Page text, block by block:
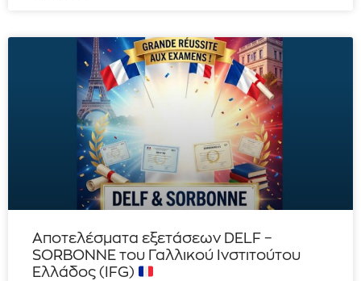
Αποτελέσματα εξετάσεων DELF –
SORBONNE του Γαλλικού Ινστιτούτου
Ελλάδος (IFG)